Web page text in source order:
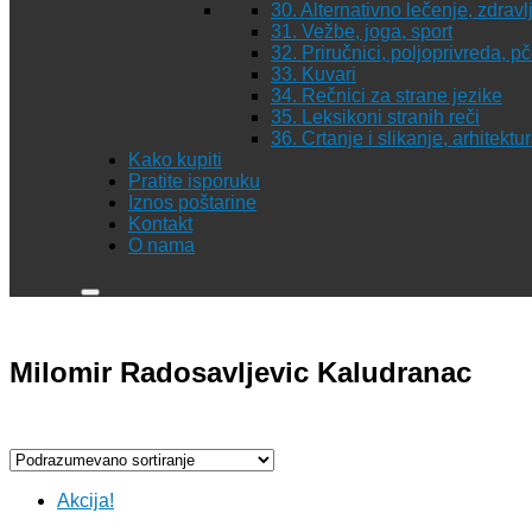
30. Alternativno lečenje,
31. Vežbe, joga, sport
32. Priručnici, poljoprivreda,
33. Kuvari
34. Rečnici za strane jezike
35. Leksikoni stranih reči
36. Crtanje i slikanje,
Kako kupiti
Pratite isporuku
Iznos poštarine
Kontakt
O nama
Milomir Radosavljevic Kaludranac
Akcija!